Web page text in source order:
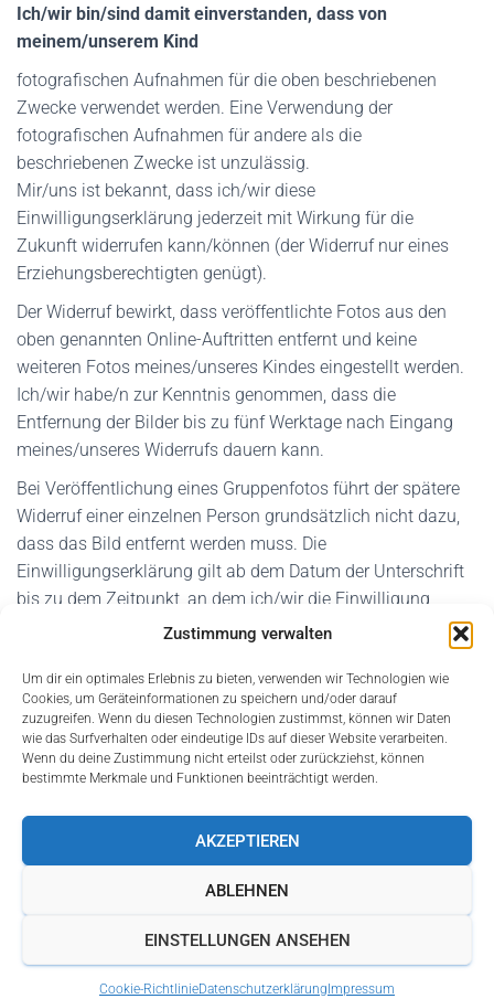
Zustimmung verwalten
Um dir ein optimales Erlebnis zu bieten, verwenden wir Technologien wie
Cookies, um Geräteinformationen zu speichern und/oder darauf
zuzugreifen. Wenn du diesen Technologien zustimmst, können wir Daten
wie das Surfverhalten oder eindeutige IDs auf dieser Website verarbeiten.
Wenn du deine Zustimmung nicht erteilst oder zurückziehst, können
bestimmte Merkmale und Funktionen beeinträchtigt werden.
AKZEPTIEREN
ABLEHNEN
EINSTELLUNGEN ANSEHEN
Cookie-RichtlinieDatenschutzerklärung Impressum
Ich/wir bin/sind damit einverstanden, dass von
meinem/unserem Kind
fotografischen Aufnahmen für die oben beschriebenen
Zwecke verwendet werden. Eine Verwendung der
fotografischen Aufnahmen für andere als die
beschriebenen Zwecke ist unzulässig.
Mir/uns ist bekannt, dass ich/wir diese
Einwilligungserklärung jederzeit mit Wirkung für die
Zukunft widerrufen kann/können (der Widerruf nur eines
Erziehungsberechtigten genügt).
Der Widerruf bewirkt, dass veröffentlichte Fotos aus den
oben genannten Online-Auftritten entfernt und keine
weiteren Fotos meines/unseres Kindes eingestellt werden.
Ich/wir habe/n zur Kenntnis genommen, dass die
Entfernung der Bilder bis zu fünf Werktage nach Eingang
meines/unseres Widerrufs dauern kann.
Bei Veröffentlichung eines Gruppenfotos führt der spätere
Widerruf einer einzelnen Person grundsätzlich nicht dazu,
dass das Bild entfernt werden muss. Die
Einwilligungserklärung gilt ab dem Datum der Unterschrift
bis zu dem Zeitpunkt, an dem ich/wir die Einwilligung
der Anmeldung für die Vereinsaktivität deutlich kenntlich
gemacht.
Hestia | Entwickelt vonThemeIsle